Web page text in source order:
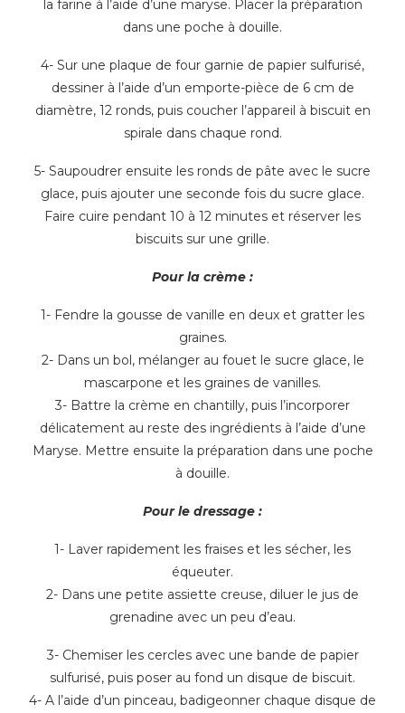
la farine à l’aide d’une maryse. Placer la préparation
dans une poche à douille.
4- Sur une plaque de four garnie de papier sulfurisé,
dessiner à l’aide d’un emporte-pièce de 6 cm de
diamètre, 12 ronds, puis coucher l’appareil à biscuit en
spirale dans chaque rond.
5- Saupoudrer ensuite les ronds de pâte avec le sucre
glace, puis ajouter une seconde fois du sucre glace.
Faire cuire pendant 10 à 12 minutes et réserver les
biscuits sur une grille.
Pour la crème :
1- Fendre la gousse de vanille en deux et gratter les
graines.
2- Dans un bol, mélanger au fouet le sucre glace, le
mascarpone et les graines de vanilles.
3- Battre la crème en chantilly, puis l’incorporer
délicatement au reste des ingrédients à l’aide d’une
Maryse. Mettre ensuite la préparation dans une poche
à douille.
Pour le dressage :
1- Laver rapidement les fraises et les sécher, les
équeuter.
2- Dans une petite assiette creuse, diluer le jus de
grenadine avec un peu d’eau.
3- Chemiser les cercles avec une bande de papier
sulfurisé, puis poser au fond un disque de biscuit.
4- A l’aide d’un pinceau, badigeonner chaque disque de